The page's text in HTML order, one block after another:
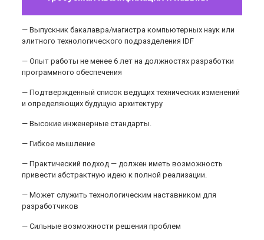
— Выпускник бакалавра/магистра компьютерных наук или
элитного технологического подразделения IDF
— Опыт работы не менее 6 лет на должностях разработки
программного обеспечения
— Подтвержденный список ведущих технических изменений
и определяющих будущую архитектуру
— Высокие инженерные стандарты.
— Гибкое мышление
— Практический подход — должен иметь возможность
привести абстрактную идею к полной реализации.
— Может служить технологическим наставником для
разработчиков
— Сильные возможности решения проблем